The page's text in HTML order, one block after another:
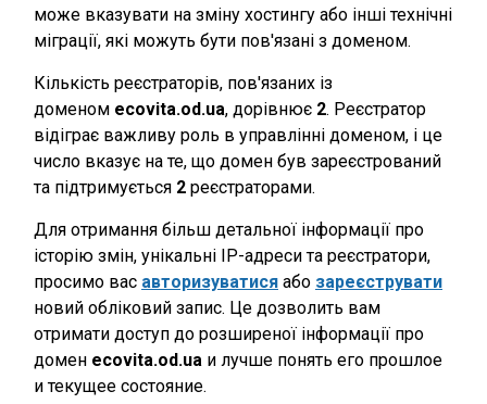
може вказувати на зміну хостингу або інші технічні
міграції, які можуть бути пов'язані з доменом.
Кількість реєстраторів, пов'язаних із
доменом ecovita.od.ua, дорівнює 2. Реєстратор
відіграє важливу роль в управлінні доменом, і це
число вказує на те, що домен був зареєстрований
та підтримується 2 реєстраторами.
Для отримання більш детальної інформації про
історію змін, унікальні IP-адреси та реєстратори,
просимо вас авторизуватися або зареєструвати
новий обліковий запис. Це дозволить вам
отримати доступ до розширеної інформації про
домен ecovita.od.ua и лучше понять его прошлое
и текущее состояние.